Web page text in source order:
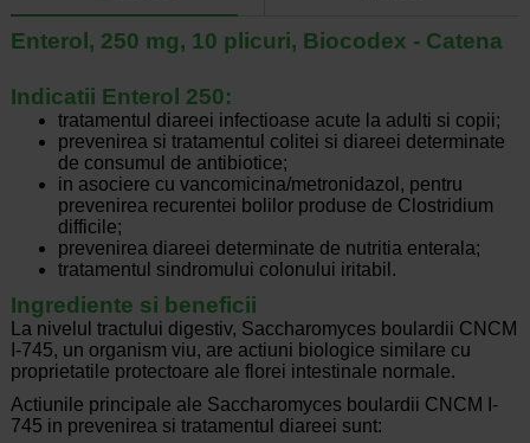
Enterol, 250 mg, 10 plicuri, Biocodex - Catena
Indicatii Enterol 250:
tratamentul diareei infectioase acute la adulti si copii;
prevenirea si tratamentul colitei si diareei determinate
de consumul de antibiotice;
in asociere cu vancomicina/metronidazol, pentru
prevenirea recurentei bolilor produse de Clostridium
difficile;
prevenirea diareei determinate de nutritia enterala;
tratamentul sindromului colonului iritabil.
Ingrediente si beneficii
La nivelul tractului digestiv, Saccharomyces boulardii CNCM
I-745, un organism viu, are actiuni biologice similare cu
proprietatile protectoare ale florei intestinale normale.
Actiunile principale ale Saccharomyces boulardii CNCM I-
745 in prevenirea si tratamentul diareei sunt: